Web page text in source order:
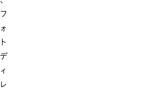
フ
ォ
ト
デ
ィ
レ